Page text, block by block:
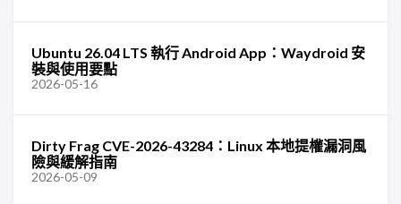
Ubuntu 26.04 LTS 執行 Android App：Waydroid 安
裝與使用要點
2026-05-16
Dirty Frag CVE-2026-43284：Linux 本地提權漏洞風
險與緩解指南
2026-05-09